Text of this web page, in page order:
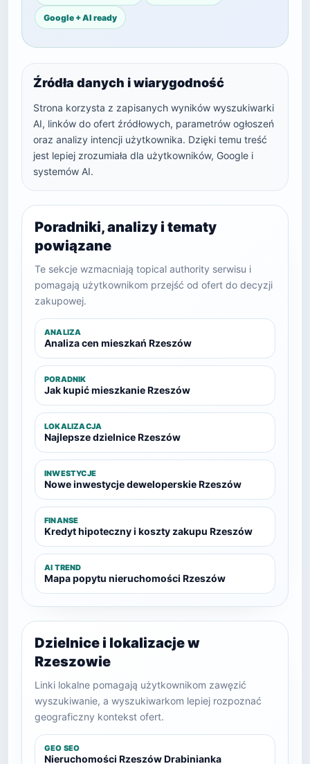
Google + AI ready
Źródła danych i wiarygodność
Strona korzysta z zapisanych wyników wyszukiwarki
AI, linków do ofert źródłowych, parametrów ogłoszeń
oraz analizy intencji użytkownika. Dzięki temu treść
jest lepiej zrozumiała dla użytkowników, Google i
systemów AI.
Poradniki, analizy i tematy
powiązane
Te sekcje wzmacniają topical authority serwisu i
pomagają użytkownikom przejść od ofert do decyzji
zakupowej.
ANALIZA
Analiza cen mieszkań Rzeszów
PORADNIK
Jak kupić mieszkanie Rzeszów
LOKALIZACJA
Najlepsze dzielnice Rzeszów
INWESTYCJE
Nowe inwestycje deweloperskie Rzeszów
FINANSE
Kredyt hipoteczny i koszty zakupu Rzeszów
AI TREND
Mapa popytu nieruchomości Rzeszów
Dzielnice i lokalizacje w
Rzeszowie
Linki lokalne pomagają użytkownikom zawęzić
wyszukiwanie, a wyszukiwarkom lepiej rozpoznać
geograficzny kontekst ofert.
GEO SEO
Nieruchomości Rzeszów Drabinianka